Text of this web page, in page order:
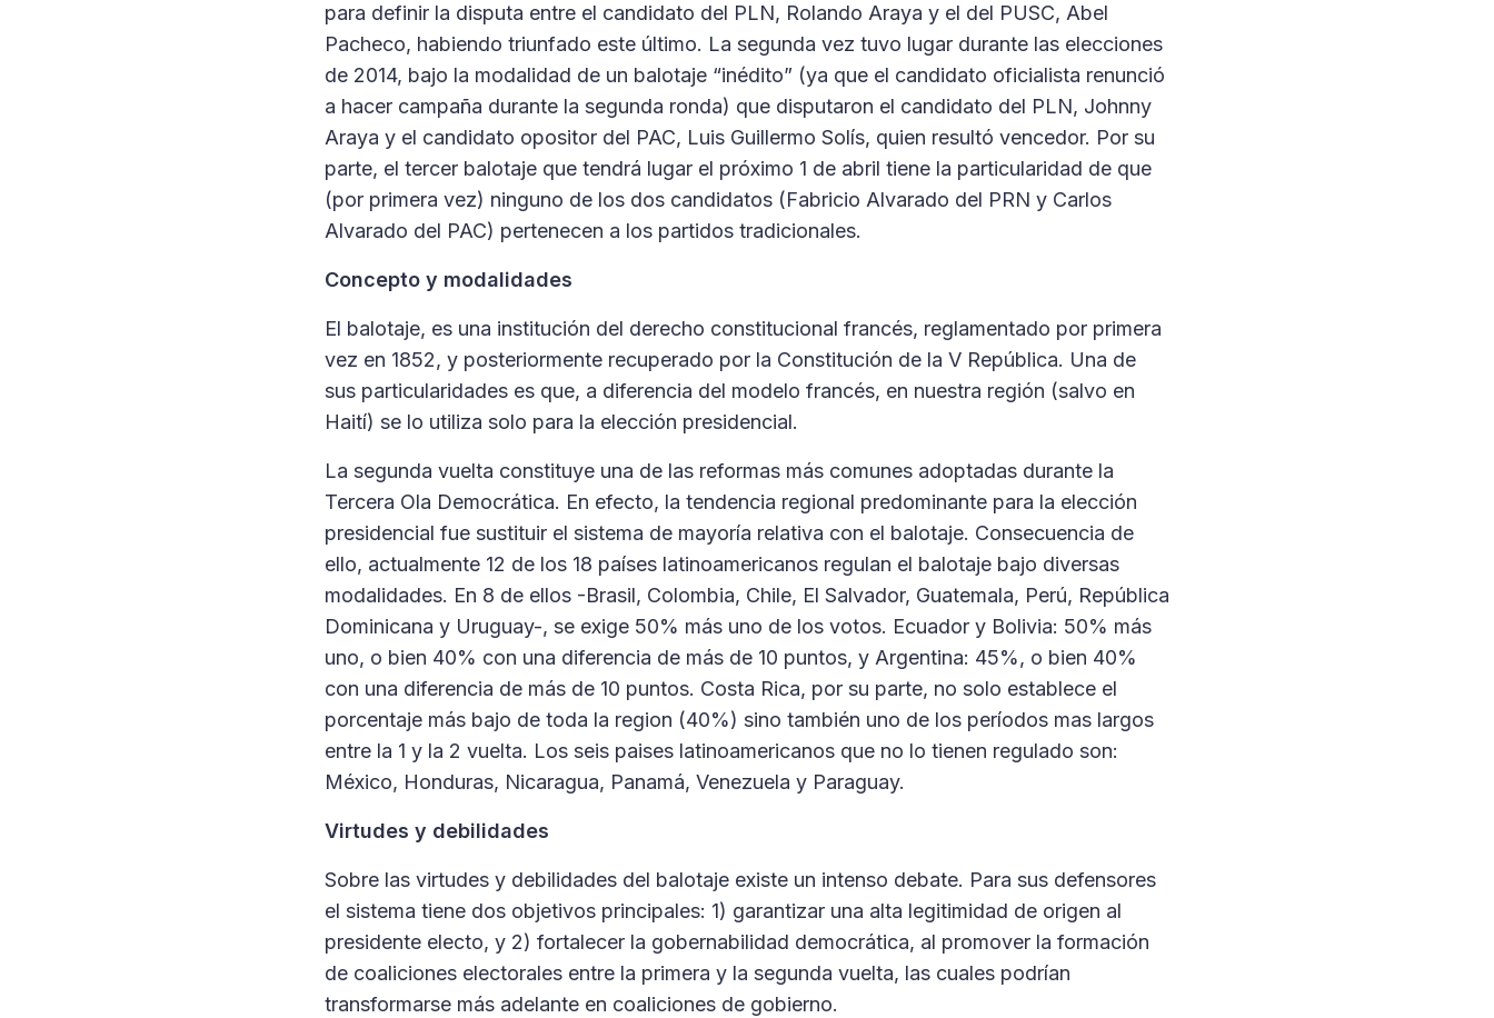
para definir la disputa entre el candidato del PLN, Rolando Araya y el del PUSC, Abel
Pacheco, habiendo triunfado este último. La segunda vez tuvo lugar durante las elecciones
de 2014, bajo la modalidad de un balotaje “inédito” (ya que el candidato oficialista renunció
a hacer campaña durante la segunda ronda) que disputaron el candidato del PLN, Johnny
Araya y el candidato opositor del PAC, Luis Guillermo Solís, quien resultó vencedor. Por su
parte, el tercer balotaje que tendrá lugar el próximo 1 de abril tiene la particularidad de que
(por primera vez) ninguno de los dos candidatos (Fabricio Alvarado del PRN y Carlos
Alvarado del PAC) pertenecen a los partidos tradicionales.
Concepto y modalidades
El balotaje, es una institución del derecho constitucional francés, reglamentado por primera
vez en 1852, y posteriormente recuperado por la Constitución de la V República. Una de
sus particularidades es que, a diferencia del modelo francés, en nuestra región (salvo en
Haití) se lo utiliza solo para la elección presidencial.
La segunda vuelta constituye una de las reformas más comunes adoptadas durante la
Tercera Ola Democrática. En efecto, la tendencia regional predominante para la elección
presidencial fue sustituir el sistema de mayoría relativa con el balotaje. Consecuencia de
ello, actualmente 12 de los 18 países latinoamericanos regulan el balotaje bajo diversas
modalidades. En 8 de ellos -Brasil, Colombia, Chile, El Salvador, Guatemala, Perú, República
Dominicana y Uruguay-, se exige 50% más uno de los votos. Ecuador y Bolivia: 50% más
uno, o bien 40% con una diferencia de más de 10 puntos, y Argentina: 45%, o bien 40%
con una diferencia de más de 10 puntos. Costa Rica, por su parte, no solo establece el
porcentaje más bajo de toda la region (40%) sino también uno de los períodos mas largos
entre la 1 y la 2 vuelta. Los seis paises latinoamericanos que no lo tienen regulado son:
México, Honduras, Nicaragua, Panamá, Venezuela y Paraguay.
Virtudes y debilidades
Sobre las virtudes y debilidades del balotaje existe un intenso debate. Para sus defensores
el sistema tiene dos objetivos principales: 1) garantizar una alta legitimidad de origen al
presidente electo, y 2) fortalecer la gobernabilidad democrática, al promover la formación
de coaliciones electorales entre la primera y la segunda vuelta, las cuales podrían
transformarse más adelante en coaliciones de gobierno.